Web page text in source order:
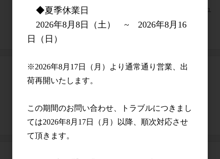
シャト－・ブラネール・デュクリュ
◆夏季休業日
2026年8月8日（土） ~ 2026年8月16
日（日）
※2026年8月17日（月）より通常通り営業、出
荷再開いたします。
この期間のお問い合わせ、トラブルにつきまし
ては2026年8月17日（月）以降、順次対応させ
て頂きます。